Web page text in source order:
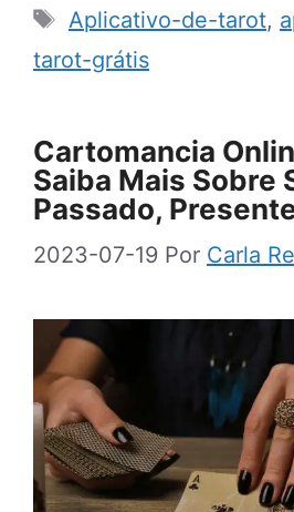
Tags
Aplicativo-de-tarot,
tarot-grátis
Cartomancia
Saiba Mais Sobre
Passado,
2023-07-19 Por Carla